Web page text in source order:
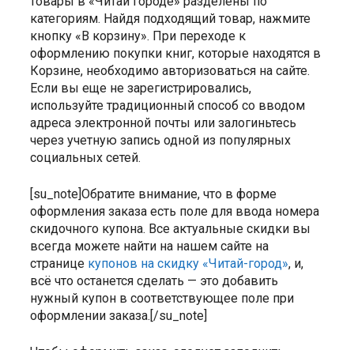
категориям. Найдя подходящий товар, нажмите
кнопку «В корзину». При переходе к
оформлению покупки книг, которые находятся в
Корзине, необходимо авторизоваться на сайте.
Если вы еще не зарегистрировались,
используйте традиционный способ со вводом
адреса электронной почты или залогиньтесь
через учетную запись одной из популярных
социальных сетей.
[su_note]Обратите внимание, что в форме
оформления заказа есть поле для ввода номера
скидочного купона. Все актуальные скидки вы
всегда можете найти на нашем сайте на
странице купонов на скидку «Читай-город», и,
всё что останется сделать — это добавить
нужный купон в соответствующее поле при
оформлении заказа.[/su_note]